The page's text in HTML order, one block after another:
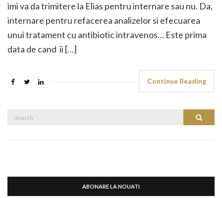
imi va da trimitere la Elias pentru internare sau nu. Da,
internare pentru refacerea analizelor si efecuarea
unui tratament cu antibiotic intravenos… Este prima
data de cand ii […]
Continue Reading
Search
ABONARE LA NOUATI